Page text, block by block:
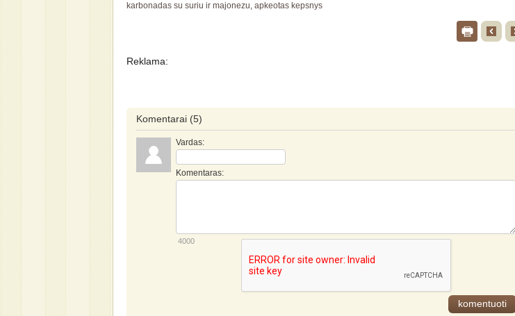
karbonadas su suriu ir majonezu, apkeotas kepsnys
Reklama:
Komentarai (5)
Vardas:
Komentaras:
4000